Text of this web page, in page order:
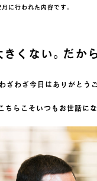
に行われた内容です。
くない。だか
ざわざ今日はありがとう
ちらこそいつもお世話に